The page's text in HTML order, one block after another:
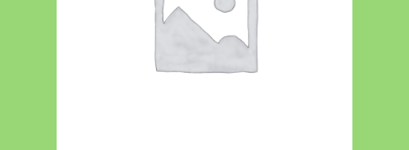
Sustainable Mobility & Energy Infrastructure Advisory